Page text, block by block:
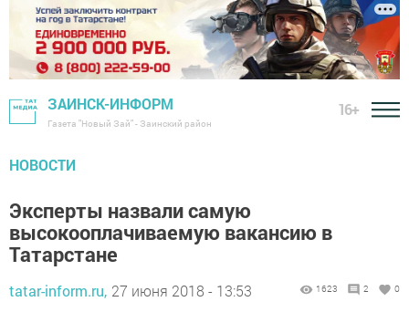
ЗАИНСК-ИНФОРМ
Газета "Новый Зай" - Заинский район
16+
НОВОСТИ
Эксперты назвали самую
высокооплачиваемую вакансию в
Татарстане
tatar-inform.ru, 27 июня 2018 - 13:53 1623 2 0